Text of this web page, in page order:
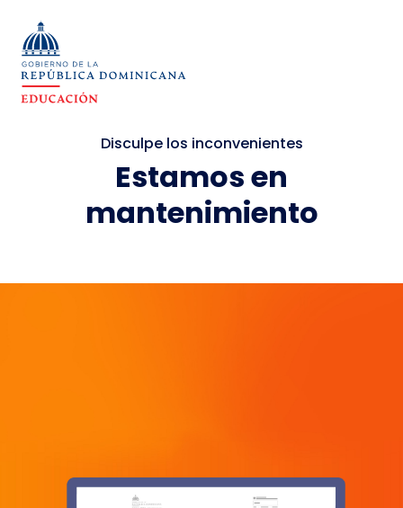
Disculpe los inconvenientes
Estamos en
mantenimiento